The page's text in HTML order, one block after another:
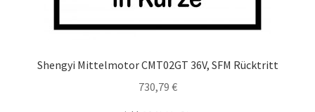
Shengyi Mittelmotor CMT02GT 36V, SFM Rücktritt
730,79 €